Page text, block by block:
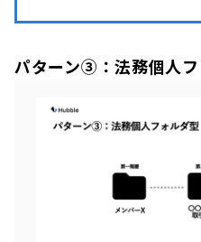
パターン③：法務個人フ